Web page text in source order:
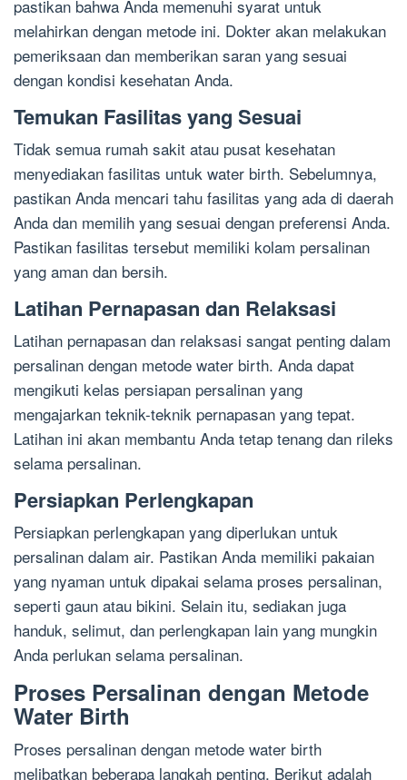
pastikan bahwa Anda memenuhi syarat untuk
melahirkan dengan metode ini. Dokter akan melakukan
pemeriksaan dan memberikan saran yang sesuai
dengan kondisi kesehatan Anda.
Temukan Fasilitas yang Sesuai
Tidak semua rumah sakit atau pusat kesehatan
menyediakan fasilitas untuk water birth. Sebelumnya,
pastikan Anda mencari tahu fasilitas yang ada di daerah
Anda dan memilih yang sesuai dengan preferensi Anda.
Pastikan fasilitas tersebut memiliki kolam persalinan
yang aman dan bersih.
Latihan Pernapasan dan Relaksasi
Latihan pernapasan dan relaksasi sangat penting dalam
persalinan dengan metode water birth. Anda dapat
mengikuti kelas persiapan persalinan yang
mengajarkan teknik-teknik pernapasan yang tepat.
Latihan ini akan membantu Anda tetap tenang dan rileks
selama persalinan.
Persiapkan Perlengkapan
Persiapkan perlengkapan yang diperlukan untuk
persalinan dalam air. Pastikan Anda memiliki pakaian
yang nyaman untuk dipakai selama proses persalinan,
seperti gaun atau bikini. Selain itu, sediakan juga
handuk, selimut, dan perlengkapan lain yang mungkin
Anda perlukan selama persalinan.
Proses Persalinan dengan Metode
Water Birth
Proses persalinan dengan metode water birth
melibatkan beberapa langkah penting. Berikut adalah